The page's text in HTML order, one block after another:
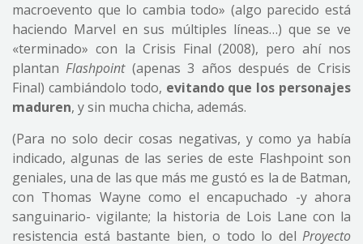
macroevento que lo cambia todo» (algo parecido está
haciendo Marvel en sus múltiples líneas…) que se ve
«terminado» con la Crisis Final (2008), pero ahí nos
plantanFlashpoint(apenas 3 años después de Crisis
Final) cambiándolo todo, evitando que los personajes
maduren, y sin mucha chicha, además.
(Para no solo decir cosas negativas, y como ya había
indicado, algunas de las series de este Flashpoint son
geniales, una de las que más me gustó es la de Batman,
con Thomas Wayne como el encapuchado -y ahora
sanguinario- vigilante; la historia de Lois Lane con la
resistencia está bastante bien, o todo lo del Proyecto